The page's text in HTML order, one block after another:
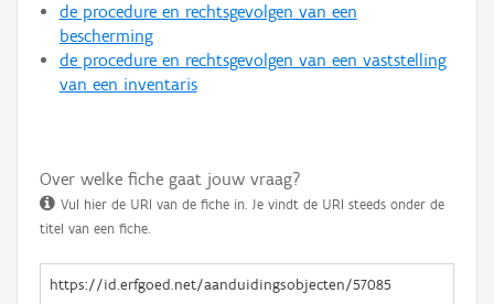
de procedure en rechtsgevolgen van een
bescherming
de procedure en rechtsgevolgen van een vaststelling
van een inventaris
Over welke fiche gaat jouw vraag?
Vul hier de URI van de fiche in. Je vindt de URI steeds onder de
titel van een fiche.